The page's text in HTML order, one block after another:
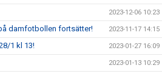
2023-12-06 10:23
damfotbollen fortsätter! 2023-11-17 14:15
1 kl 13! 2023-01-27 16:09
2023-01-13 10:29